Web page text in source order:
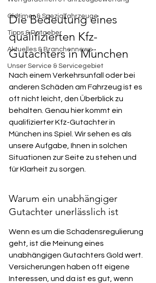
Oldtimer & Spezialfahrzeuge
Tipps & Ratgeber
Aktuelles & Branchennews
Unser Service & Servicegebiet
Die Bedeutung eines
qualifizierten Kfz-
Gutachters in München
Nach einem Verkehrsunfall oder bei
anderen Schäden am Fahrzeug ist es
oft nicht leicht, den Überblick zu
behalten. Genau hier kommt ein
qualifizierter Kfz-Gutachter in
München ins Spiel. Wir sehen es als
unsere Aufgabe, Ihnen in solchen
Situationen zur Seite zu stehen und
für Klarheit zu sorgen.
Warum ein unabhängiger
Gutachter unerlässlich ist
Wenn es um die Schadensregulierung
geht, ist die Meinung eines
unabhängigen Gutachters Gold wert.
Versicherungen haben oft eigene
Interessen, und da ist es gut, wenn